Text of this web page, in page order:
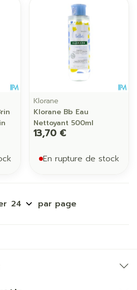
Klorane
Klorane Bb Eau
Nettoyant 500ml
13,70 €
En rupture de stock
par page